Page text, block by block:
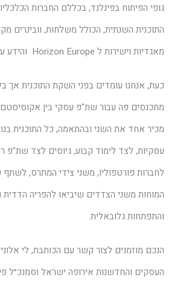
גופי הפיתוח בפינלנד, בכללם החברות
התוכנית השנתית, הכולל משלחות, וובינרים
מאגדיות וישירות ל Horizon Europe והידע עוד נטויה.
כעת, אנחנו עומדים בפני השקת התוכנית אך
מתכנסים פה עבור שת"פ עסקי בין
מכיר אחד את השני ובהתאמה, כל התוכנית
עסקיות, לצד לימוד קבוע, גיוסים לצד שת"פ
לחברות פורטפוליו, משני צידי המתרס, לשתף
המוחות משני הצדדים שיביאו להפריה
והתפתחות גלובאלית.
הנכם מוזמנים לצור קשר עם הכותבת, לי
העסקים והחדשנות אירופה ישראל וסמנכ״ל